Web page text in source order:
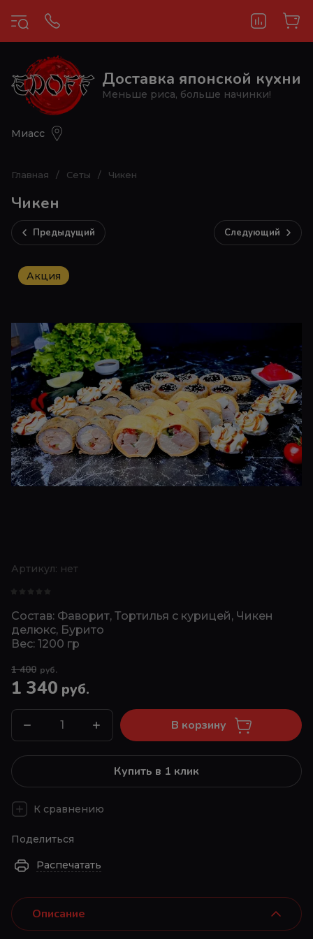
Доставка японской кухни
Меньше риса, больше начинки!
Миасс
Главная / Сеты / Чикен
Чикен
Предыдущий Следующий
Акция
Артикул: нет
Состав: Фаворит, Тортилья с курицей, Чикен
делюкс, Бурито
Вес: 1200 гр
1 400 руб.
1 340 руб.
В корзину
Купить в 1 клик
К сравнению
Поделиться
Распечатать
Описание